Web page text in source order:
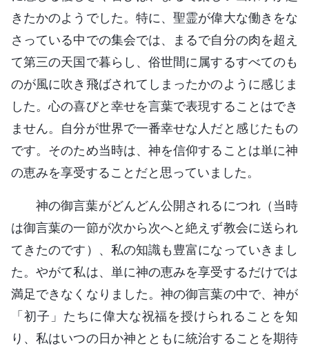
きたかのようでした。特に、聖霊が偉大な働きをな
さっている中での集会では、まるで自分の肉を超え
て第三の天国で暮らし、俗世間に属するすべてのも
のが風に吹き飛ばされてしまったかのように感じま
した。心の喜びと幸せを言葉で表現することはでき
ません。自分が世界で一番幸せな人だと感じたもの
です。そのため当時は、神を信仰することは単に神
の恵みを享受することだと思っていました。
神の御言葉がどんどん公開されるにつれ（当時
は御言葉の一節が次から次へと絶えず教会に送られ
てきたのです）、私の知識も豊富になっていきまし
た。やがて私は、単に神の恵みを享受するだけでは
満足できなくなりました。神の御言葉の中で、神が
「初子」たちに偉大な祝福を授けられることを知
り、私はいつの日か神とともに統治することを期待